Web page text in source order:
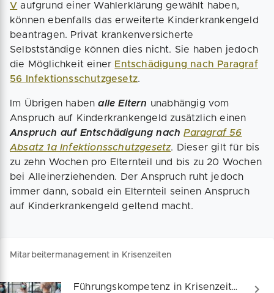
V aufgrund einer Wahlerklärung gewählt haben,
können ebenfalls das erweiterte Kinderkrankengeld
beantragen. Privat krankenversicherte
Selbstständige können dies nicht. Sie haben jedoch
die Möglichkeit einer Entschädigung nach Paragraf
56 Infektionsschutzgesetz.
Im Übrigen habenalle Eltern unabhängig vom
Anspruch auf Kinderkrankengeld zusätzlich einen
Anspruch auf Entschädigung nachParagraf 56
Absatz 1a Infektionsschutzgesetz. Dieser gilt für bis
zu zehn Wochen pro Elternteil und bis zu 20 Wochen
bei Alleinerziehenden. Der Anspruch ruht jedoch
immer dann, sobald ein Elternteil seinen Anspruch
auf Kinderkrankengeld geltend macht.
Mitarbeitermanagement in Krisenzeiten
Führungskompetenz in Krisenzeiten: Arbeitgeber Tipps